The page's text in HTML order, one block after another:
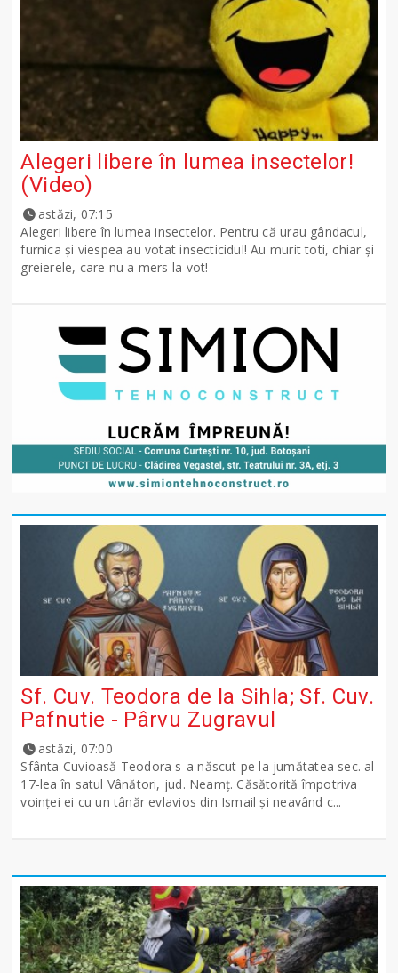
Alegeri libere în lumea insectelor!
(Video)
astăzi, 07:15
Alegeri libere în lumea insectelor. Pentru că urau gândacul,
furnica și viespea au votat insecticidul! Au murit toti, chiar și
greierele, care nu a mers la vot!
Sf. Cuv. Teodora de la Sihla; Sf. Cuv.
Pafnutie - Pârvu Zugravul
astăzi, 07:00
Sfânta Cuvioasă Teodora s-a născut pe la jumătatea sec. al
17-lea în satul Vânători, jud. Neamţ. Căsătorită împotriva
voinţei ei cu un tânăr evlavios din Ismail şi neavând c...